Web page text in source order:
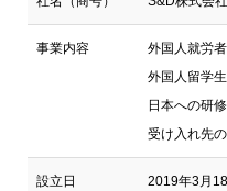
事業内容
外国人就労
外国人留学
日本への研
受け入れ先
設立日 2019年3月